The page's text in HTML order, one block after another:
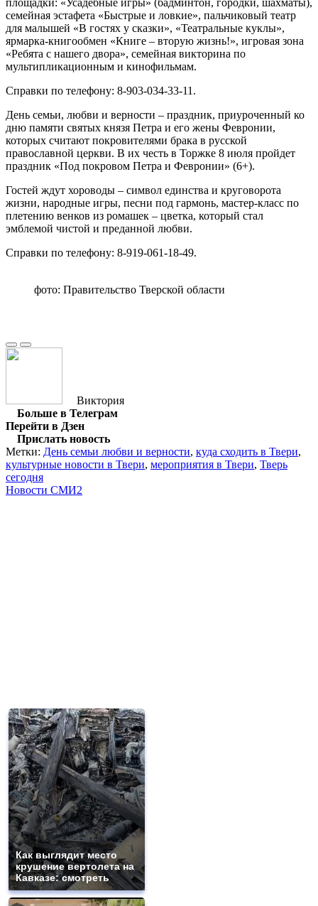
семейная эстафета «Быстрые и ловкие», пальчиковый театр
для малышей «В гостях у сказки», «Театральные куклы»,
ярмарка-книгообмен «Книге – вторую жизнь!», игровая зона
«Ребята с нашего двора», семейная викторина по
мультипликационным и кинофильмам.
Справки по телефону: 8-903-034-33-11.
День семьи, любви и верности – праздник, приуроченный ко
дню памяти святых князя Петра и его жены Февронии,
которых считают покровителями брака в русской
православной церкви. В их честь в Торжке 8 июля пройдет
праздник «Под покровом Петра и Февронии» (6+).
Гостей ждут хороводы – символ единства и круговорота
жизни, народные игры, песни под гармонь, мастер-класс по
плетению венков из ромашек – цветка, который стал
эмблемой чистой и преданной любви.
Справки по телефону: 8-919-061-18-49.
фото: Правительство Тверской области
Виктория
Больше в Телеграм
Перейти в Дзен
Прислать новость
Метки: День семьи любви и верности, куда сходить в Твери,
культурные новости в Твери, мероприятия в Твери, Тверь
сегодня
Новости СМИ2
Как выглядит место
крушение вертолета на
Кавказе: смотреть